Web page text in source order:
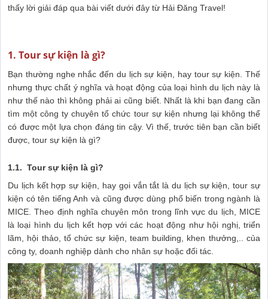
thấy lời giải đáp qua bài viết dưới đây từ Hải Đăng Travel!
1. Tour sự kiện là gì?
Bạn thường nghe nhắc đến du lịch sự kiện, hay tour sự kiện. Thế
nhưng thực chất ý nghĩa và hoạt động của loại hình du lịch này là
như thế nào thì không phải ai cũng biết. Nhất là khi bạn đang cần
tìm một công ty chuyên tổ chức tour sự kiện nhưng lại không thể
có được một lựa chọn đáng tin cậy. Vì thế, trước tiên bạn cần biết
được, tour sự kiện là gì?
1.1. Tour sự kiện là gì?
Du lịch kết hợp sự kiện, hay gọi vắn tắt là du lịch sự kiện, tour sự
kiện có tên tiếng Anh và cũng được dùng phổ biến trong ngành là
MICE. Theo định nghĩa chuyên môn trong lĩnh vực du lịch, MICE
là loại hình du lịch kết hợp với các hoạt động như hội nghị, triển
lãm, hội thảo, tổ chức sự kiện, team building, khen thưởng,.. của
công ty, doanh nghiệp dành cho nhân sự hoặc đối tác.